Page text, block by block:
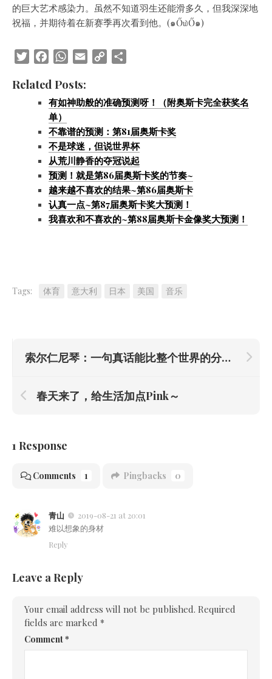
的巨大艺术感染力。虽然不知道羽生还能滑多久，但我深深地
祝福，并期待着在新赛季再次看到他。(๑Ő௰Ő๑)
TwitterFacebookWhatsApp
Email Copy
Related Posts:
有如神助般的准确预测呀！（附奥斯卡完全获奖名
单）
不靠谱的预测：第81届奥斯卡奖
不是球迷，但说世界杯
从荒川静香的夺冠说起
预测！就是第86届奥斯卡奖的节奏~
越来越不喜欢的结果~第86届奥斯卡
认真一点~第87届奥斯卡奖大预测！
我喜欢和不喜欢的~第88届奥斯卡金像奖大预测！
Tags: 体育 意大利 日本 美国 音乐
索尔仁尼琴：一句真话能比整个世界的分量还重
春天来了，给生活加点Pink～
1 Response
Comments 1 Pingbacks 0
青山
2019-08-21 at 20:01
难以想象的身材
Reply
Leave a Reply
Your email address will not be published. Required
fields are marked *
Comment*